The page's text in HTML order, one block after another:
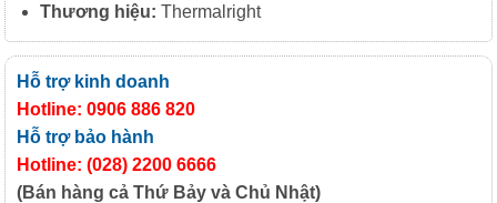
Thương hiệu: Thermalright
Hỗ trợ kinh doanh
Hotline: 0906 886 820
Hỗ trợ bảo hành
Hotline: (028) 2200 6666
(Bán hàng cả Thứ Bảy và Chủ Nhật)